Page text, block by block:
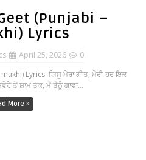
(Punjabi –
Lyrics
April 25, 2026
0
Lyrics: ਯਿਸੂ ਮੇਰਾ ਗੀਤ, ਮੇਰੀ ਹਰ ਇਕ
ਤੋਂ ਸ਼ਾਮ ਤਕ, ਮੈਂ ਤੈਨੂੰ ਗਾਵਾ...
More »